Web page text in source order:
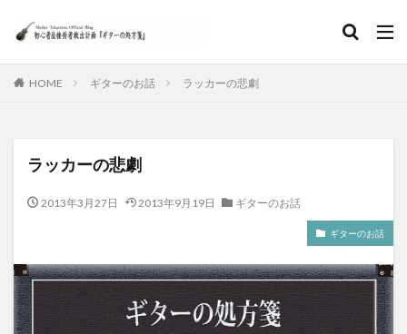
HOME ギターのお話 ラッカーの悲劇
ラッカーの悲劇
2013年3月27日 2013年9月19日 ギターのお話
ギターのお話